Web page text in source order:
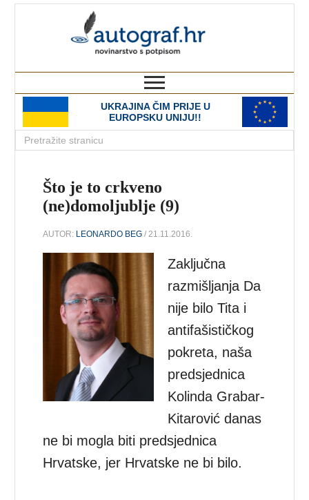
UKRAJINA ČIM PRIJE U
EUROPSKU UNIJU!!
Što je to crkveno
(ne)domoljublje (9)
AUTOR: LEONARDO BEG / 21.11.2016.
Zaključna
razmišljanja Da
nije bilo Tita i
antifašističkog
pokreta, naša
predsjednica
Kolinda Grabar-
Kitarović danas
ne bi mogla biti predsjednica
Hrvatske, jer Hrvatske ne bi bilo.